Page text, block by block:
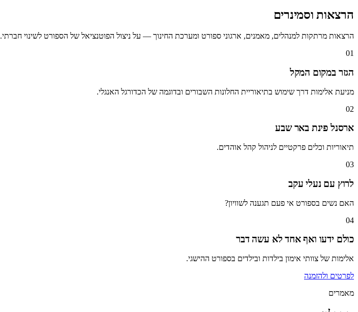
הרצאות וסמינרים
הרצאות מרתקות למנהלים, מאמנים, ארגוני ספורט ומערכת החינוך — על ניצול הפוטנציאל של הספורט לשינוי חברתי.
01
הגזר במקום המקל
מניעת אלימות דרך שימוש בתיאוריית החלונות השבורים ובדוגמה של הכדורגל האנגלי.
02
ארסנל פינת באר שבע
תיאוריות וכלים פרקטיים לניהול קהל אוהדים.
03
לרוץ עם נעלי עקב
האם נשים בספורט אי פעם תגענה לשוויון?
04
כולם ידעו ואף אחד לא עשה דבר
אלימות של צוותי אימון בילדות ובילדים בספורט ההישגי.
לפרטים ולהזמנה
מאמרים